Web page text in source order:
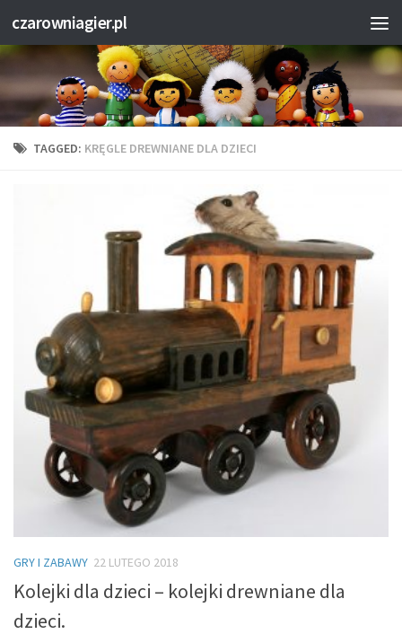
czarowniagier.pl
TAGGED: KRĘGLE DREWNIANE DLA DZIECI
GRY I ZABAWY 22 LUTEGO 2018
Kolejki dla dzieci – kolejki drewniane dla
dzieci.